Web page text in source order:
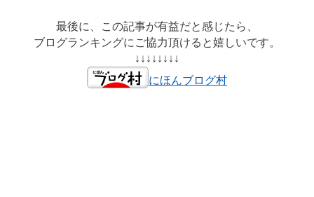
最後に、この記事が有益だと感じたら、
ブログランキングにご協力頂けると嬉しいです。
↓↓↓↓↓↓↓↓
にほんブログ村